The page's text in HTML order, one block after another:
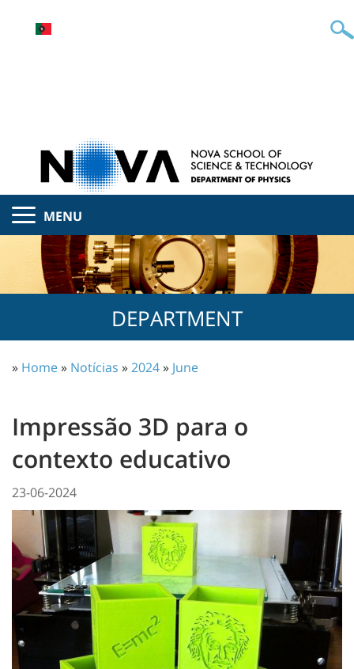
MENU
DEPARTMENT
» Home» Notícias »2024» June
Impressão 3D para o
contexto educativo
23-06-2024